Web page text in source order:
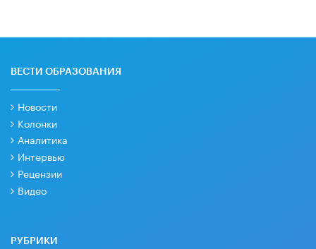
ВЕСТИ ОБРАЗОВАНИЯ
Новости
Колонки
Аналитика
Интервью
Рецензии
Видео
РУБРИКИ